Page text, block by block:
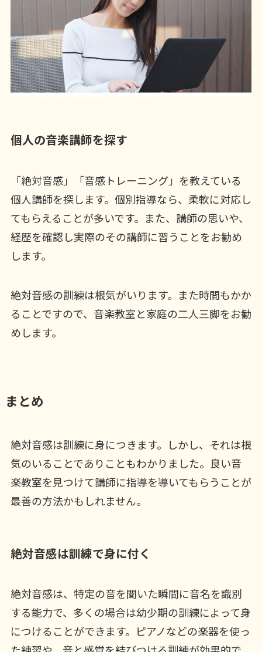
個人の音楽講師を探す
「絶対音感」「音感トレーニング」を教えている
個人講師を探します。個別指導なら、柔軟に対応し
てもらえることが多いです。また、講師の思いや、
経歴を確認し実際のその講師に習うことをお勧め
します。
絶対音感の訓練は根気がいります。また時間もかか
ることですので、音楽教室と家庭の二人三脚をお勧
めします。
まとめ
絶対音感は訓練に身につきます。しかし、それは根
気のいることでありこともわかりました。良い音
楽教室を見つけて講師に指導を導いてもらうことが
最善の方法かもしれません。
絶対音感は訓練で身に付く
絶対音感は、特定の音を聞いた瞬間に音名を識別
する能力で、多くの場合は幼少期の訓練によって身
につけることができます。ピアノなどの楽器を使っ